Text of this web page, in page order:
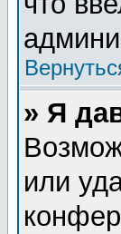
» Я
или